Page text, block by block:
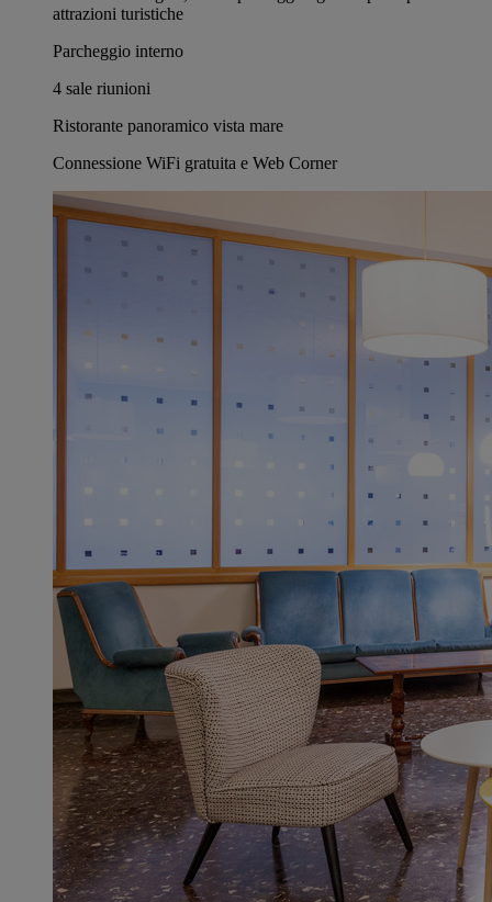
attrazioni turistiche
Parcheggio interno
4 sale riunioni
Ristorante panoramico vista mare
Connessione WiFi gratuita e Web Corner